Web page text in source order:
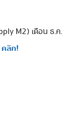
M2) เดือน ธ.ค.
คลิก!